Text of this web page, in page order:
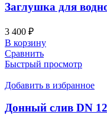
Заглушка для
3 400 ₽
В корзину
Сравнить
Быстрый просмотр
Добавить в избранное
Донный слив DN